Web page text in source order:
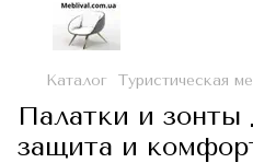
Каталог Туристическая
Палатки и
защита и